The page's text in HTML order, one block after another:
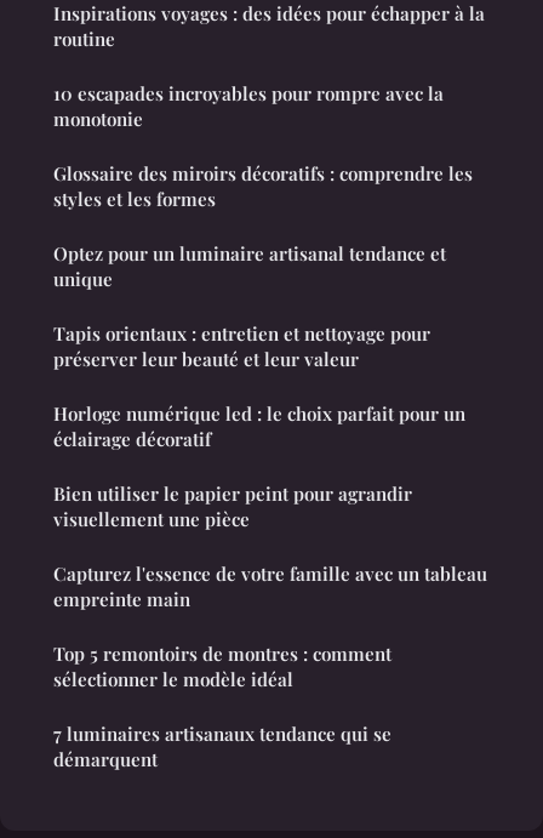
Inspirations voyages : des idées pour échapper à la
routine
10 escapades incroyables pour rompre avec la
monotonie
Glossaire des miroirs décoratifs : comprendre les
styles et les formes
Optez pour un luminaire artisanal tendance et
unique
Tapis orientaux : entretien et nettoyage pour
préserver leur beauté et leur valeur
Horloge numérique led : le choix parfait pour un
éclairage décoratif
Bien utiliser le papier peint pour agrandir
visuellement une pièce
Capturez l'essence de votre famille avec un tableau
empreinte main
Top 5 remontoirs de montres : comment
sélectionner le modèle idéal
7 luminaires artisanaux tendance qui se
démarquent